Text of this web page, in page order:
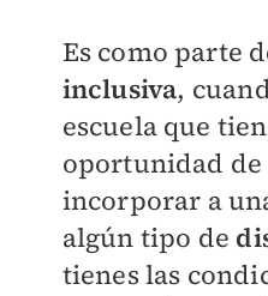
Es como parte
inclusiva,
escuela que
oportunidad de
incorporar a
algún tipo de
tienes las